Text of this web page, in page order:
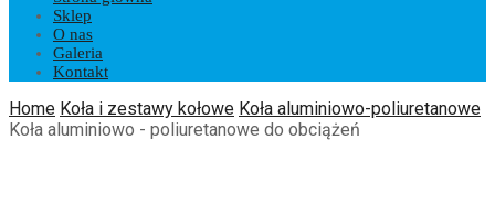
Sklep
O nas
Galeria
Kontakt
Home Koła i zestawy kołowe Koła aluminiowo-poliuretanowe
Koła aluminiowo - poliuretanowe do obciążeń